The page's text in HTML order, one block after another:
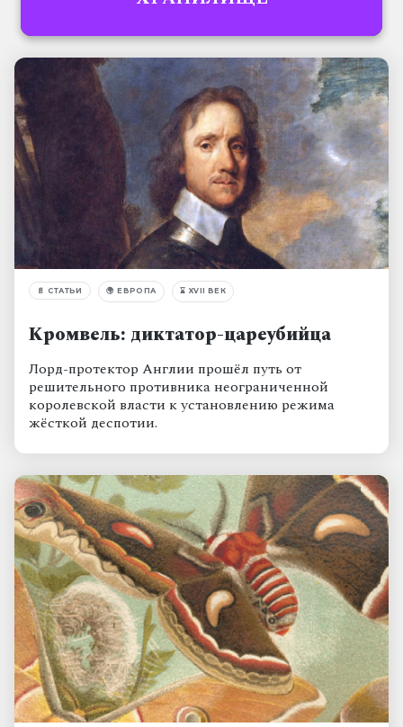
📄 СТАТЬИ 🌍 ЕВРОПА ⌛ XVII ВЕК
Кромвель: диктатор-цареубийца
Лорд-протектор Англии прошёл путь от
решительного противника неограниченной
королевской власти к установлению режима
жёсткой деспотии.